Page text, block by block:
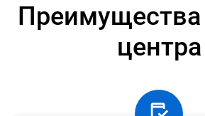
Преимущества
центра